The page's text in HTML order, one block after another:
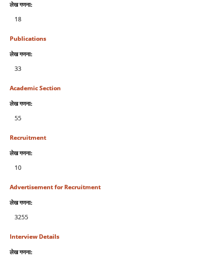
लेख गणना:
18
Publications
लेख गणना:
33
Academic Section
लेख गणना:
55
Recruitment
लेख गणना:
10
Advertisement for Recruitment
लेख गणना:
3255
Interview Details
लेख गणना: